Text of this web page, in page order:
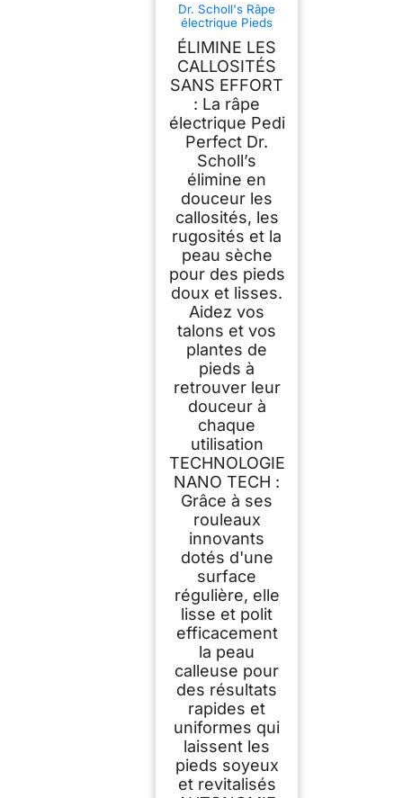
Dr. Scholl's Râpe
électrique Pieds
Pedi Perfect Pro
avec 3 rouleaux
Nano Tech - Élimine
les callosités pour
des pieds doux et
beaux - Autonomie
90 minutes -
Rechargeable et
Etanche
ÉLIMINE LES
CALLOSITÉS
SANS EFFORT
: La râpe
électrique Pedi
Perfect Dr.
Scholl’s
élimine en
douceur les
callosités, les
rugosités et la
peau sèche
pour des pieds
doux et lisses.
Aidez vos
talons et vos
plantes de
pieds à
retrouver leur
douceur à
chaque
utilisation
TECHNOLOGIE
NANO TECH :
Grâce à ses
rouleaux
innovants
dotés d'une
surface
régulière, elle
lisse et polit
efficacement
la peau
calleuse pour
des résultats
rapides et
uniformes qui
laissent les
pieds soyeux
et revitalisés